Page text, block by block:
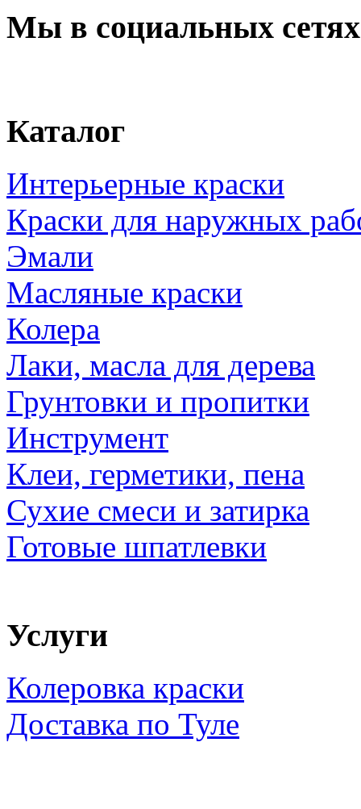
Мы в социальных сетях
Каталог
Интерьерные краски
Краски для наружных
Эмали
Масляные краски
Колера
Лаки, масла для дерева
Грунтовки и пропитки
Инструмент
Клеи, герметики, пена
Сухие смеси и затирка
Готовые шпатлевки
Услуги
Колеровка краски
Доставка по Туле